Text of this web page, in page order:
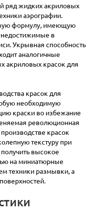
ряд жидких акриловых
аэрографии.
формулу, имеющую
недостижимые в
Укрывная способность
аналогичные
акриловых красок для
красок для
необходимую
краски во избежание
революционная
красок
текстуру при
высокое
на миниатюрные
техники размывки, а